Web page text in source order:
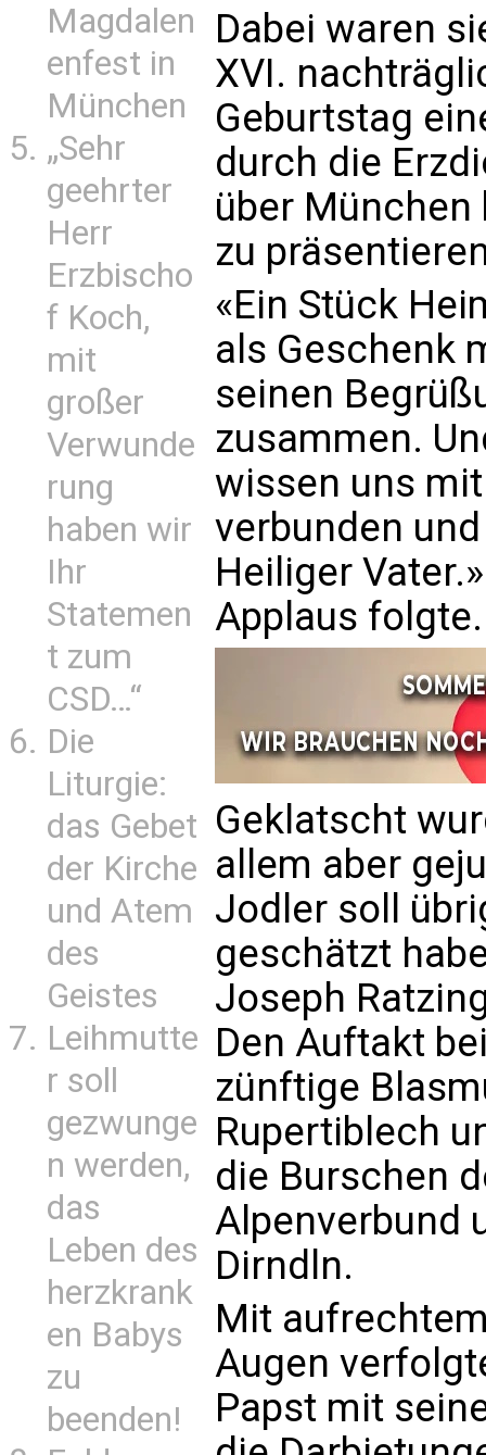
Magdalen
enfest in
München
„Sehr
geehrter
Herr
Erzbischo
f Koch,
mit
großer
Verwunde
rung
haben wir
Ihr
Statemen
t zum
CSD…“
Die
Liturgie:
das Gebet
der Kirche
und Atem
des
Geistes
Leihmutte
r soll
gezwunge
n werden,
das
Leben des
herzkrank
en Babys
zu
beenden!
Dabei waren
XVI.
Geburtstag
durch die
über
zu
«Ein Stück
als Geschenk
seinen
zusammen.
wissen uns
verbunden
Heiliger
Applaus folgte.
Geklatscht
allem aber
Jodler soll
geschätzt
Joseph
Den Auftakt
zünftige
Rupertiblech
die Burschen
Alpenverbund
Dirndln.
Mit
Augen
Papst mit